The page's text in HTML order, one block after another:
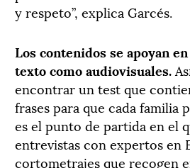
y respeto”, explica Garcés.
Los contenidos se apoyan
texto como audiovisuales.
encontrar un test que
frases para que cada familia
es el punto de partida en el
entrevistas con expertos en
cortometrajes que recogen